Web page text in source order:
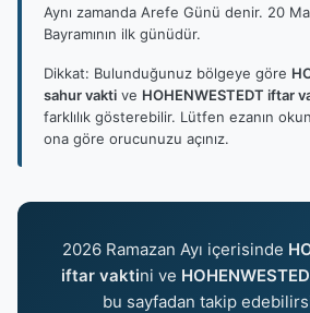
Aynı zamanda Arefe Günü denir. 20
Bayramının ilk günüdür.
Dikkat: Bulunduğunuz bölgeye göre
sahur vakti ve HOHENWESTEDT iftar
farklılık gösterebilir. Lütfen ezanın
ona göre orucunuzu açınız.
2026 Ramazan Ayı içerisinde
iftar vaktini ve
bu sayfadan takip